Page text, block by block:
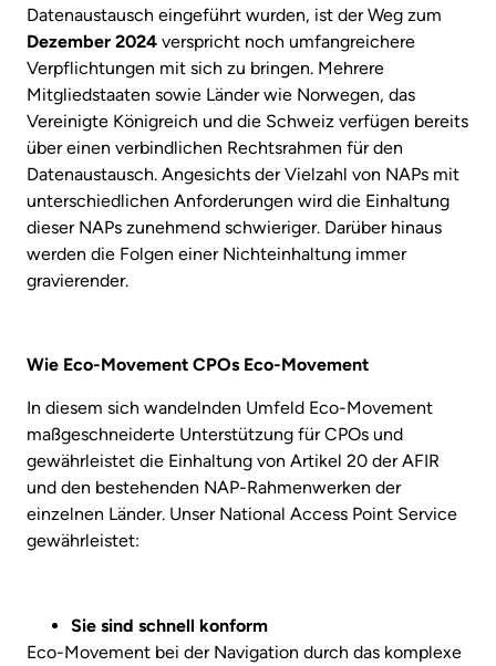
Datenaustausch eingeführt wurden, ist der Weg zum
Dezember 2024 verspricht noch umfangreichere
Verpflichtungen mit sich zu bringen. Mehrere
Mitgliedstaaten sowie Länder wie Norwegen, das
Vereinigte Königreich und die Schweiz verfügen bereits
über einen verbindlichen Rechtsrahmen für den
Datenaustausch. Angesichts der Vielzahl von NAPs mit
unterschiedlichen Anforderungen wird die Einhaltung
dieser NAPs zunehmend schwieriger. Darüber hinaus
werden die Folgen einer Nichteinhaltung immer
gravierender.
Wie Eco-Movement CPOs Eco-Movement
In diesem sich wandelnden Umfeld Eco-Movement
maßgeschneiderte Unterstützung für CPOs und
gewährleistet die Einhaltung von Artikel 20 der AFIR
und den bestehenden NAP-Rahmenwerken der
einzelnen Länder. Unser National Access Point Service
gewährleistet:
Sie sind schnell konform
Eco-Movement bei der Navigation durch das komplexe